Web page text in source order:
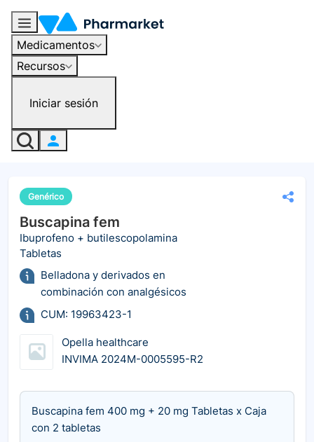
Medicamentos
Recursos
Iniciar sesión
Genérico
Buscapina fem
Ibuprofeno + butilescopolamina
Tabletas
Belladona y derivados en
combinación con analgésicos
CUM: 19963423-1
Opella healthcare
INVIMA 2024M-0005595-R2
Buscapina fem 400 mg + 20 mg Tabletas x Caja
con 2 tabletas